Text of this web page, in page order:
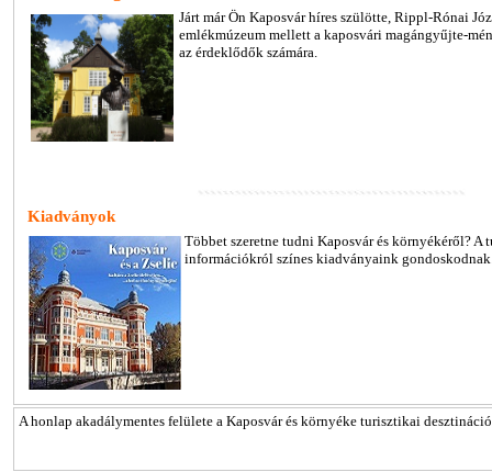
Járt már Ön Kaposvár híres szülötte, Rippl-Rónai
emlékmúzeum mellett a kaposvári magángyűjte-
az érdeklődők számára.
Kiadványok
Többet szeretne tudni Kaposvár és környékéről? A
információkról színes kiadványaink
A honlap akadálymentes felülete a Kaposvár és környéke turisztikai